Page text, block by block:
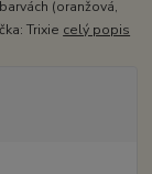
(oranžová,
Trixie celý popis